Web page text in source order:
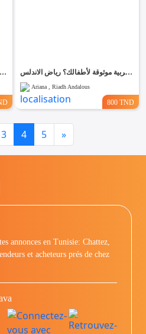
GARDE MALADE A DOMICILE A RIADH LANDALOUS هل تبحثين عن مربية موثوقة لأطفالك؟ رياض الاندلس
Ariana , Riadh Andalous
800 TND
3 4 5 »Next
annonces en Tunisie: Chattez,
et acheteurs prés de chez